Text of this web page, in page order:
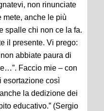
non rinunciate
mete, anche le più
spalle chi non ce la fa.
il presente. Vi prego:
abbiate paura di
Faccio mie – con
esortazione così
la dedizione dei
educativo.” (Sergio